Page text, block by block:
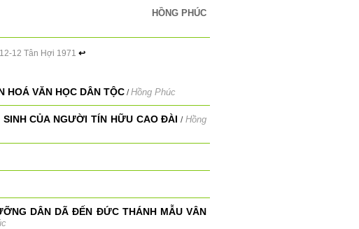
HỒNG PHÚC
12 Tân Hợi 1971 ↩
HOÁ VĂN HỌC DÂN TỘC /Hồng Phúc
CỦA NGƯỜI TÍN HỮU CAO ĐÀI /Hồng
DÂN DÃ ĐẾN ĐỨC THÁNH MẪU VÂN